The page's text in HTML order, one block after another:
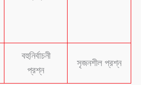
বহুনির্বাচনী
প্রশ্ন
সৃজনশীল প্রশ্ন